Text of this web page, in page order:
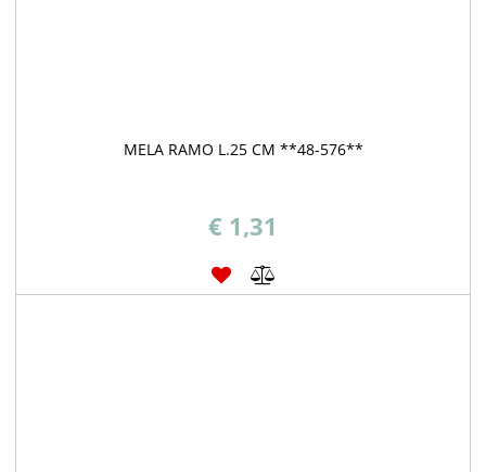
MELA RAMO L.25 CM **48-576**
€ 1,31